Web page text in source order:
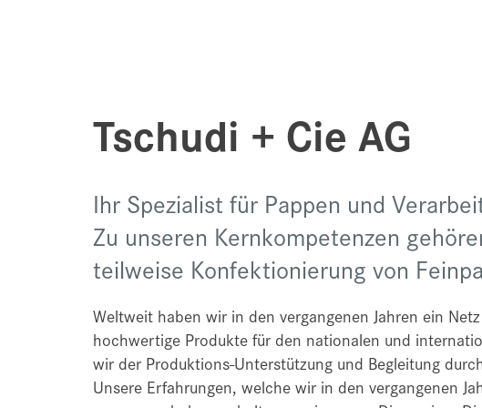
Tschudi + Cie AG
Ihr Spezialist für Pappen und
Zu unseren Kernkompetenzen
teilweise Konfektionierung von
Weltweit haben wir in den vergangenen Jahren ein
hochwertige Produkte für den nationalen und
wir der Produktions-Unterstützung und Begleitung
Unsere Erfahrungen, welche wir in den vergangenen